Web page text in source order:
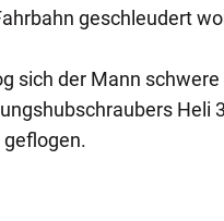
geschleudert
sich der Mann
Heli